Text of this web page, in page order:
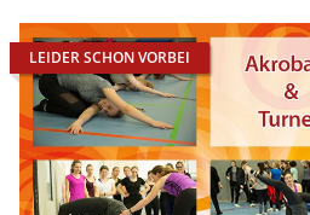
LEIDER SCHON VORBEI